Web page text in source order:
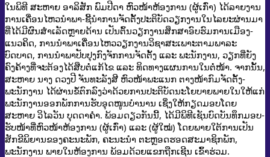
​ໃນພິທີ ສະຫາຍ ອາລິສັກ ພົມປີດາ ຫົວໜ້າຫ້ອງການ (ຜູ້ເກົ່າ) ໄດ້ລາຍງານ
ການເຄື່ອນໄຫວນໍາພາ-ຊີ້ນໍາການຈັດຕັ້ງປະຕິບັດວຽກງານໃນໄລຍະຜ່ານມາ
ທີ່ໄດ້ມີຜົນສໍາເລັດຫຼາຍດ້ານ ເປັນຕົ້ນວຽກງານສຶກສາອົບຮົມການເມືອງ-
ແນວຄິດ, ການນໍາພາເຄື່ອນໄຫວວຽກງານວິຊາສະເພາະຕາມພາລະ
ບົດບາດ, ການນໍາພາປັບປຸງກົງຈັກການຈັດຕັ້ງ ແລະ ພະນັກງານ, ວຽກທີ່ຍັງ
ຄົງຄ້າງທີ່ຈະຕ້ອງໄດ້ສືບຕໍ່ແກ້ໄຂ ແລະ ທິດທາງແຜນການໃນຕໍ່ໜ້າ. ຈາກນັ້ນ,
ສະຫາຍ ນາງ ດວງປີ ຈັນທະລັງສີ ຫົວໜ້າພະແນກ ຕາງໜ້າກົມຈັດຕັ້ງ-
ພະນັກງານ ໄດ້ຜ່ານຂໍ້ຕົກລົງວ່າດ້ວຍການປະຕິບັດນະໂຍບາຍພາຍໃນໃຫ້ແກ່
ພະນັກງານອອກພັກການຮັບອຸດໜູນບໍານານ ເຊິ່ງໃຫ້ກຽດມອບໂດຍ
ສະຫາຍ ວິໄລວັນ ບຸດດາຄໍາ. ພ້ອມດຽວກັນນີ້, ໄດ້ມີພິທີເຊັນບົດບັນທຶກມອບ-
ຮັບໜ້າທີ່ຫົວໜ້າຫ້ອງການ (ຜູ້ເກົ່າ) ແລະ (ຜູ້ໃໝ່) ໂດຍພາຍໃຕ້ການເປັນ
ສັກຂີພິຍານຂອງຄະນະພັກ, ຄະນະນໍາ ຕະຫຼອດຮອດສະມາຊິກພັກ,
ພະນັກງານ ພາຍໃນຫ້ອງການ ພ້ອມດ້ວຍແຂກຖືກເຊີນ ເຂົ້າຮ່ວມ.